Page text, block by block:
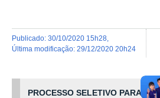
publicado: 30/10/2020 15h28
última modificação: 29/12/2020 20h24
PROCESSO SELETIVO PARA